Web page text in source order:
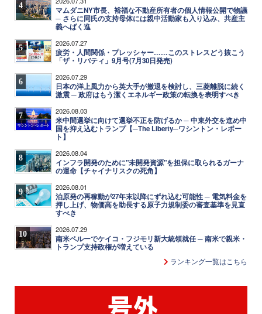
4
マムダニNY市長、裕福な不動産所有者の個人情報公開で物議
─ さらに同氏の支持母体には親中活動家も入り込み、共産主
義へばく進
5 2026.07.27
疲労・人間関係・プレッシャー……このストレスどう抜こう
「ザ・リバティ」9月号(7月30日発売)
6 2026.07.29
日本の洋上風力から英大手が撤退を検討し、三菱離脱に続く
激震 ─ 政府はもう潔くエネルギー政策の転換を表明すべき
7 2026.08.03
米中間選挙に向けて選挙不正を防げるか ─ 中東外交を進め中
国を抑え込むトランプ【─The Liberty─ワシントン・レポー
ト】
8 2026.08.04
インフラ開発のために"未開発資源"を担保に取られるガーナ
の運命【チャイナリスクの死角】
9 2026.08.01
泊原発の再稼動が27年末以降にずれ込む可能性 ─ 電気料金を
押し上げ、物価高を助長する原子力規制委の審査基準を見直
すべき
10 2026.07.29
南米ペルーでケイコ・フジモリ新大統領就任 ─ 南米で親米・
トランプ支持政権が増えている
ランキング一覧はこちら